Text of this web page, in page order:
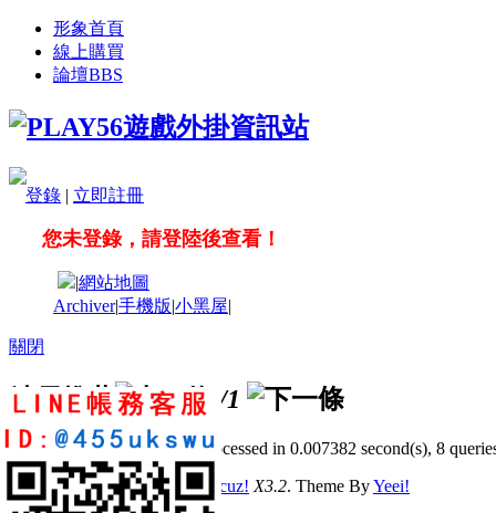
形象首頁
線上購買
論壇BBS
登錄 | 立即註冊
您未登錄，請登陸後查看！
|網站地圖
Archiver|手機版|小黑屋|
關閉
站長推薦 /1
GMT+8, 2026-8-8 02:31, Processed in 0.007382 second(s), 8
© 2001-2011 Powered byDiscuz! X3.2. Theme ByYeei!